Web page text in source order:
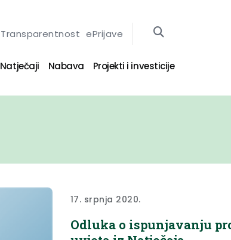
Transparentnost ePrijave
Natječaji Nabava Projekti i investicije
17. srpnja 2020.
Odluka o ispunjavanju